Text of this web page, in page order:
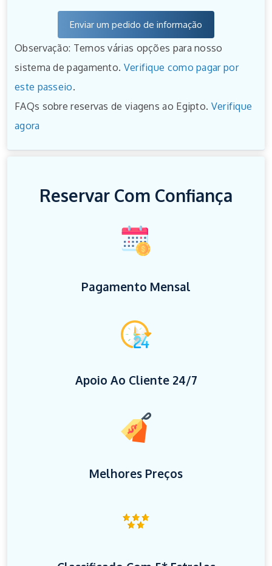
Enviar um pedido de informação
Observação: Temos várias opções para nosso
sistema de pagamento. Verifique como pagar por
este passeio.
FAQs sobre reservas de viagens ao Egipto. Verifique
agora
Reservar Com Confiança
Pagamento Mensal
Apoio Ao Cliente 24/7
Melhores Preços